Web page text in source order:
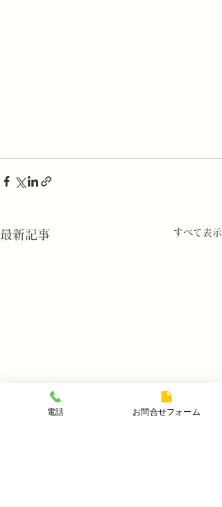
最新記事 すべて表示
電話 お問合せフォーム